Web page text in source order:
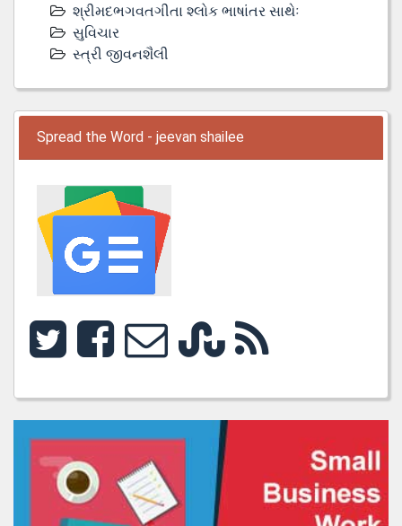
શ્રીમદભગવતગીતા શ્લોક ભાષાંતર સાથેઃ
સુવિચાર
સ્ત્રી જીવનશૈલી
Spread the Word - jeevan shailee